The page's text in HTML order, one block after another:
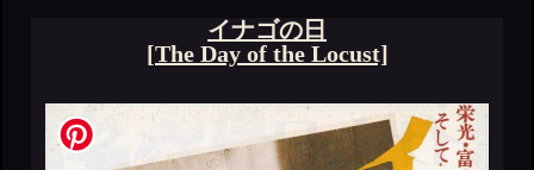
イナゴの日
[The Day of the Locust]